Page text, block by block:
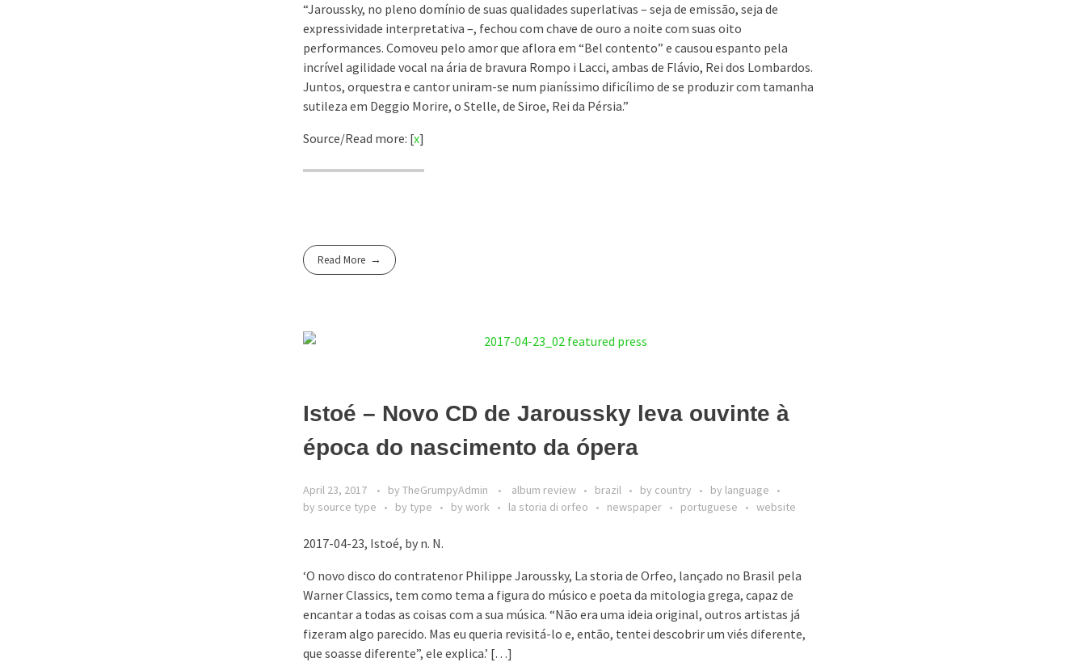
“Jaroussky, no pleno domínio de suas qualidades superlativas – seja de emissão, seja de
expressividade interpretativa –, fechou com chave de ouro a noite com suas oito
performances. Comoveu pelo amor que aflora em “Bel contento” e causou espanto pela
incrível agilidade vocal na ária de bravura Rompo i Lacci, ambas de Flávio, Rei dos Lombardos.
Juntos, orquestra e cantor uniram-se num pianíssimo dificílimo de se produzir com tamanha
sutileza em Deggio Morire, o Stelle, de Siroe, Rei da Pérsia.”
Source/Read more: [x]
Read More
Istoé – Novo CD de Jaroussky leva ouvinte à
época do nascimento da ópera
April 23, 2017 by TheGrumpyAdmin album review brazil by country
by language
by source type
by type by work la storia di orfeo newspaper portuguese website
2017-04-23, Istoé, by n. N.
‘O novo disco do contratenor Philippe Jaroussky, La storia de Orfeo, lançado no Brasil pela
Warner Classics, tem como tema a figura do músico e poeta da mitologia grega, capaz de
encantar a todas as coisas com a sua música. “Não era uma ideia original, outros artistas já
fizeram algo parecido. Mas eu queria revisitá-lo e, então, tentei descobrir um viés diferente,
que soasse diferente”, ele explica.’ […]